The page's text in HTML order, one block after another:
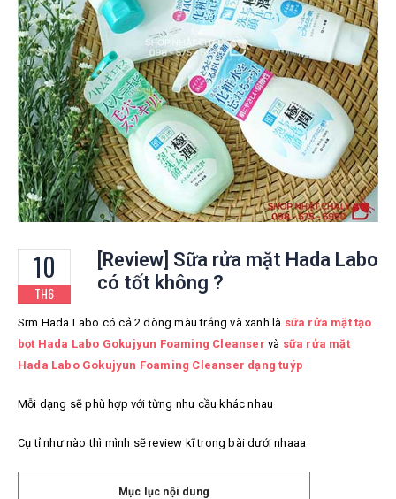
10
TH6
[Review] Sữa rửa mặt Hada Labo
có tốt không ?
Srm Hada Labo có cả 2 dòng màu trắng và xanh là sữa rửa mặt tạo
bọt Hada Labo Gokujyun Foaming Cleanser và sữa rửa mặt
Hada Labo Gokujyun Foaming Cleanser dạng tuýp
Mỗi dạng sẽ phù hợp với từng nhu cầu khác nhau
Cụ tỉ như nào thì mình sẽ review kĩ trong bài dưới nhaaa
Mục lục nội dung